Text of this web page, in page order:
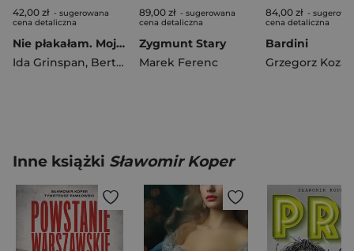
42,00 zł - sugerowana
cena detaliczna
Nie płakałam. Moja historia
Ida Grinspan, Bertrand Poirot-Delpech
89,00 zł - sugerowana
cena detaliczna
Zygmunt Stary
Marek Ferenc
84,00 zł -
cena detaliczna
Bardini
Grzegorz Kozak
Inne książki Sławomir Koper